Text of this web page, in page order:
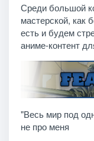
Среди большой
мастерской, как
есть и будем
аниме-контент
"Весь мир под
не про меня